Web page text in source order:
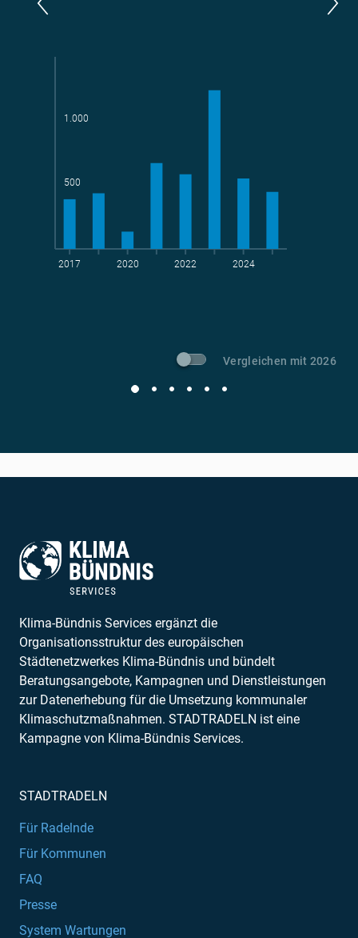
-Vermeidung
2017 2020 2022 2024
500
1.000
Vergleichen mit 2026
Klima-Bündnis Services ergänzt die
Organisationsstruktur des europäischen
Städtenetzwerkes Klima-Bündnis und bündelt
Beratungsangebote, Kampagnen und Dienstleistungen
zur Datenerhebung für die Umsetzung kommunaler
Klimaschutzmaßnahmen. STADTRADELN ist eine
Kampagne von Klima-Bündnis Services.
STADTRADELN
Für Radelnde
Für Kommunen
FAQ
Presse
System Wartungen